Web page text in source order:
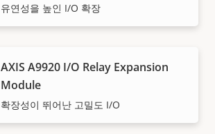
유연성을 높인 I/O 확장
AXIS A9920 I/O Relay Expansion
Module
확장성이 뛰어난 고밀도 I/O